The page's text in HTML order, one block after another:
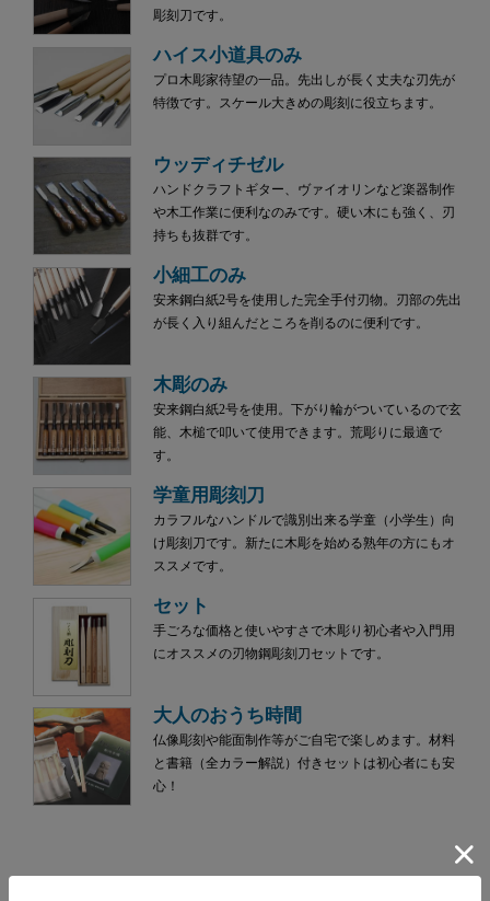
彫刻刀です。
ハイス小道具のみ
プロ木彫家待望の一品。先出しが長く丈夫な刃先が
特徴です。スケール大きめの彫刻に役立ちます。
ウッディチゼル
ハンドクラフトギター、ヴァイオリンなど楽器制作
や木工作業に便利なのみです。硬い木にも強く、刃
持ちも抜群です。
小細工のみ
安来鋼白紙2号を使用した完全手付刃物。刃部の先出
が長く入り組んだところを削るのに便利です。
木彫のみ
安来鋼白紙2号を使用。下がり輪がついているので玄
能、木槌で叩いて使用できます。荒彫りに最適で
す。
学童用彫刻刀
カラフルなハンドルで識別出来る学童（小学生）向
け彫刻刀です。新たに木彫を始める熟年の方にもオ
ススメです。
セット
手ごろな価格と使いやすさで木彫り初心者や入門用
にオススメの刃物鋼彫刻刀セットです。
大人のおうち時間
仏像彫刻や能面制作等がご自宅で楽しめます。材料
と書籍（全カラー解説）付きセットは初心者にも安
心！